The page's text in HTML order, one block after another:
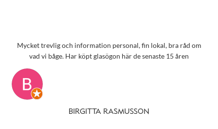
Mycket trevlig och information personal, fin lokal, bra råd om
vad vi båge. Har köpt glasögon här de senaste 15 åren
BIRGITTA RASMUSSON